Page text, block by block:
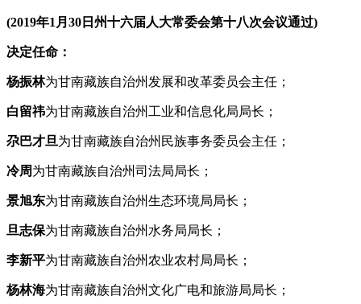
(2019年1月30日州十六届人大常委会第十八次会议通过)
决定任命：
杨振林为甘南藏族自治州发展和改革委员会主任；
白留祎为甘南藏族自治州工业和信息化局局长；
尕巴才旦为甘南藏族自治州民族事务委员会主任；
冷周为甘南藏族自治州司法局局长；
景旭东为甘南藏族自治州生态环境局局长；
旦志保为甘南藏族自治州水务局局长；
李新平为甘南藏族自治州农业农村局局长；
杨林海为甘南藏族自治州文化广电和旅游局局长；